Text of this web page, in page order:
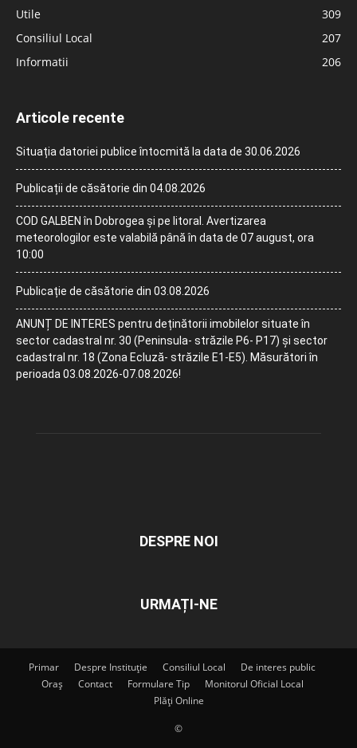
Utile
309
Consiliul Local
207
Informatii
206
Articole recente
Situația datoriei publice întocmită la data de 30.06.2026
Publicații de căsătorie din 04.08.2026
COD GALBEN în Dobrogea și pe litoral. Avertizarea
meteorologilor este valabilă până în data de 07 august, ora
10:00
Publicație de căsătorie din 03.08.2026
ANUNȚ DE INTERES pentru deținătorii imobilelor situate în
sector cadastral nr. 30 (Peninsula- străzile P6- P17) și sector
cadastral nr. 18 (Zona Ecluză- străzile E1-E5). Măsurători în
perioada 03.08.2026-07.08.2026!
DESPRE NOI
URMAȚI-NE
Primar Despre Instituție Consiliul Local
De interes public
Oraș
Contact Formulare Tip
Monitorul Oficial Local
Plăți Online
©